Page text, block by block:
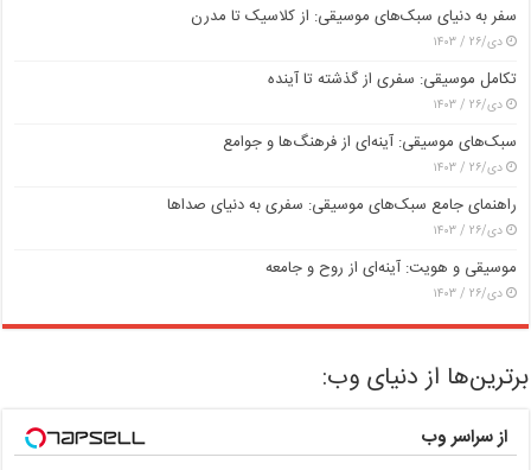
سفر به دنیای سبک‌های موسیقی: از کلاسیک تا مدرن
دی/۲۶ / ۱۴۰۳
تکامل موسیقی: سفری از گذشته تا آینده
دی/۲۶ / ۱۴۰۳
سبک‌های موسیقی: آینه‌ای از فرهنگ‌ها و جوامع
دی/۲۶ / ۱۴۰۳
راهنمای جامع سبک‌های موسیقی: سفری به دنیای صداها
دی/۲۶ / ۱۴۰۳
موسیقی و هویت: آینه‌ای از روح و جامعه
دی/۲۶ / ۱۴۰۳
برترین‌ها از دنیای وب:
از سراسر وب